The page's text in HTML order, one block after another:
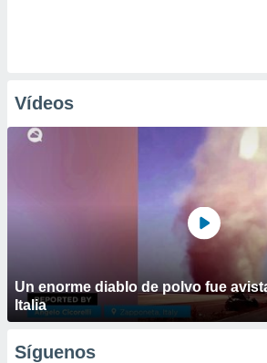
Vídeos
Un enorme diablo de polvo fue
Italia
Síguenos